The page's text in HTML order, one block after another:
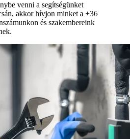
venni a segítségünket
akkor hívjon minket a +36
és szakembereink